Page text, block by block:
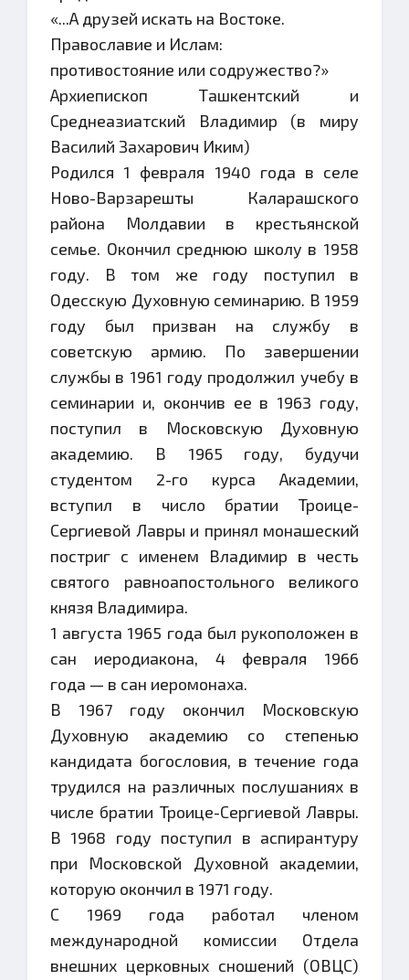
«...А друзей искать на Востоке.
Православие и Ислам:
противостояние или содружество?»
Архиепископ Ташкентский и
Среднеазиатский Владимир (в миру
Василий Захарович Иким)
Родился 1 февраля 1940 года в селе
Ново-Варзарешты Каларашского
района Молдавии в крестьянской
семье. Окончил среднюю школу в 1958
году. В том же году поступил в
Одесскую Духовную семинарию. В 1959
году был призван на службу в
советскую армию. По завершении
службы в 1961 году продолжил учебу в
семинарии и, окончив ее в 1963 году,
поступил в Московскую Духовную
академию. В 1965 году, будучи
студентом 2-го курса Академии,
вступил в число братии Троице-
Сергиевой Лавры и принял монашеский
постриг с именем Владимир в честь
святого равноапостольного великого
князя Владимира.
1 августа 1965 года был рукоположен в
сан иеродиакона, 4 февраля 1966
года — в сан иеромонаха.
В 1967 году окончил Московскую
Духовную академию со степенью
кандидата богословия, в течение года
трудился на различных послушаниях в
числе братии Троице-Сергиевой Лавры.
В 1968 году поступил в аспирантуру
при Московской Духовной академии,
которую окончил в 1971 году.
С 1969 года работал членом
международной комиссии Отдела
внешних церковных сношений (ОВЦС)